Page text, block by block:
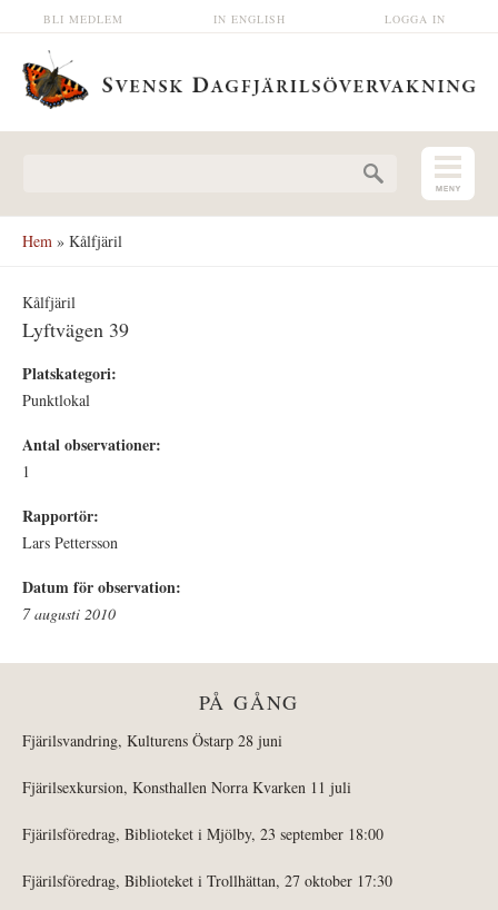
Hoppa till huvudinnehåll LOGGA IN
IN ENGLISH
BLI MEDLEM
Hem » Kålfjäril
Kålfjäril
Lyftvägen 39
Platskategori:
Punktlokal
Antal observationer:
1
Rapportör:
Lars Pettersson
Datum för observation:
7 augusti 2010
PÅ GÅNG
Fjärilsvandring, Kulturens Östarp 28 juni
Fjärilsexkursion, Konsthallen Norra Kvarken 11 juli
Fjärilsföredrag, Biblioteket i Mjölby, 23 september 18:00
Fjärilsföredrag, Biblioteket i Trollhättan, 27 oktober 17:30